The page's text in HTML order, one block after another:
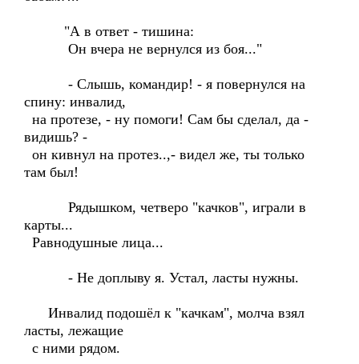
"А в ответ - тишина:
Он вчера не вернулся из боя..."
- Слышь, командир! - я повернулся на
спину: инвалид,
на протезе, - ну помоги! Сам бы сделал, да -
видишь? -
он кивнул на протез..,- видел же, ты только
там был!
Рядышком, четверо "качков", играли в
карты...
Равнодушные лица...
- Не доплыву я. Устал, ласты нужны.
Инвалид подошёл к "качкам", молча взял
ласты, лежащие
с ними рядом.